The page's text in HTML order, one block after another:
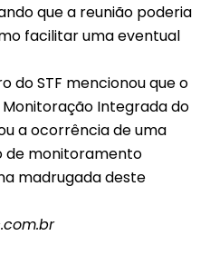
que a reunião poderia
facilitar uma eventual
do STF mencionou que o
Integrada do
a ocorrência de uma
de monitoramento
madrugada deste